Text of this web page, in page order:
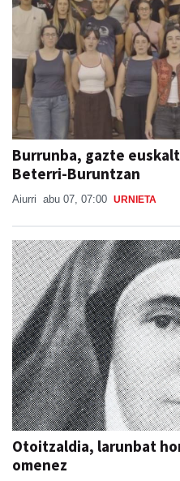
Burrunba, gazte
Beterri-Buruntzan
Aiurri abu 07, 07:00 URNIETA
Otoitzaldia, larunbat
omenez